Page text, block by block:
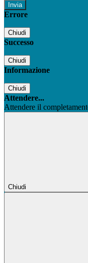
Errore
Chiudi
Successo
Chiudi
Informazione
Chiudi
Attendere...
Attendere il
Chiudi